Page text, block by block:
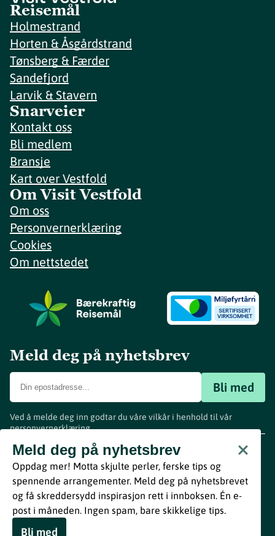
Reisemål
Holmestrand
Horten & Åsgårdstrand
Tønsberg & Færder
Sandefjord
Larvik & Stavern
Snarveier
Kontakt oss
Bli medlem
Bransje
Kart over Vestfold
Om Visit Vestfold
Om oss
Personvernerklæring
Cookies
Om nettstedet
Meld deg på nyhetsbrev
Bli med
Ved å melde deg inn godtar du våre vilkår i henhold til vår
personvernerklæring.
Meld deg på nyhetsbrev
Oppdag mer! Motta skjulte perler, ferske tips og
spennende arrangementer. Meld deg på nyhetsbrevet
og få skreddersydd inspirasjon rett i innboksen. Én e-
post i måneden. Ingen spam, bare skikkelige tips.
Bli med
www.visitvestfold.com
Turistinformasjon
Vestfold Fylkeskommune
ByBreakfast